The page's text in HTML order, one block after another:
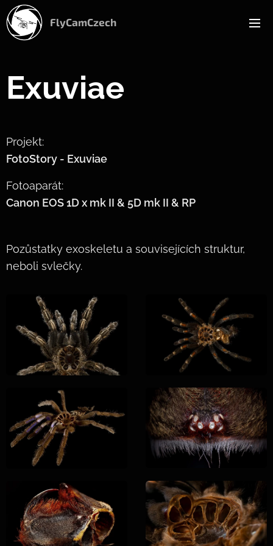
FlyCamCzech
Exuviae
Projekt:
FotoStory - Exuviae
Fotoaparát:
Canon EOS 1D x mk II & 5D mk II & RP
Pozůstatky exoskeletu a souvisejících struktur,
neboli svlečky.